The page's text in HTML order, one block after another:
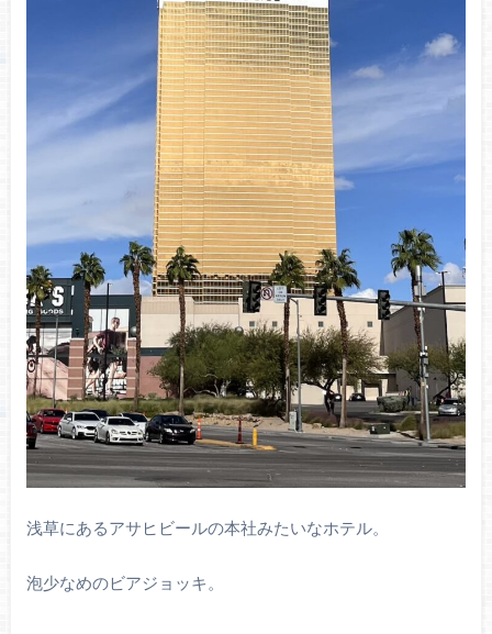
浅草にあるアサヒビールの本社みたいなホテル。
泡少なめのビアジョッキ。